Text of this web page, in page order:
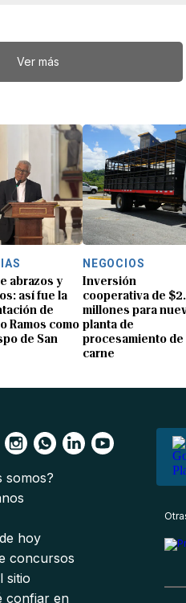
Ver más
abrazos y
así fue la
de
Ramos como
de San
NEGOCIOS
Inversión
cooperativa de
millones para
planta de
procesamiento de
carne
somos?
hoy
concursos
sitio
confiar en